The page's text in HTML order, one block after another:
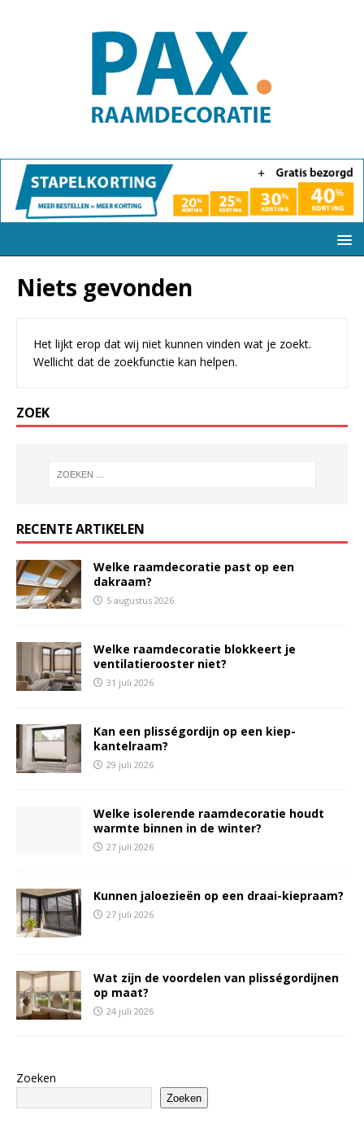
Niets gevonden
Het lijkt erop dat wij niet kunnen vinden wat je zoekt.
Wellicht dat de zoekfunctie kan helpen.
ZOEK
RECENTE ARTIKELEN
Welke raamdecoratie past op een
dakraam?
5 augustus 2026
Welke raamdecoratie blokkeert je
ventilatierooster niet?
31 juli 2026
Kan een plisségordijn op een kiep-
kantelraam?
29 juli 2026
Welke isolerende raamdecoratie houdt
warmte binnen in de winter?
27 juli 2026
Kunnen jaloezieën op een draai-kiepraam?
27 juli 2026
Wat zijn de voordelen van plisségordijnen
op maat?
24 juli 2026
Zoeken
Zoeken